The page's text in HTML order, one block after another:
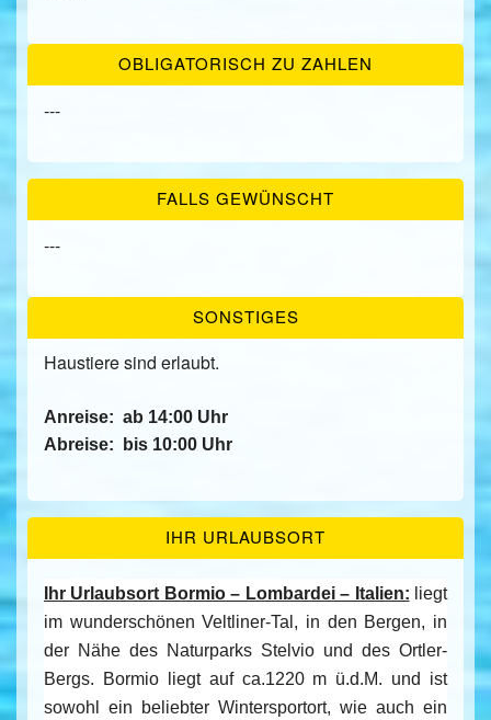
OBLIGATORISCH ZU ZAHLEN
---
FALLS GEWÜNSCHT
---
SONSTIGES
Haustiere sind erlaubt.
Anreise: ab 14:00 Uhr
Abreise:
bis 10:00 Uhr
IHR URLAUBSORT
Ihr Urlaubsort Bormio – Lombardei – Italien: liegt
im wunderschönen Veltliner-Tal, in den Bergen, in
der Nähe des Naturparks Stelvio und des Ortler-
Bergs. Bormio liegt auf ca.1220 m ü.d.M. und ist
sowohl ein beliebter Wintersportort, wie auch ein